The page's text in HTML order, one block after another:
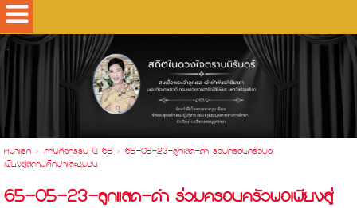
.
หน้าแรก> ภาพกิจกรรม ปี 65> 65-05-23-ลูกแสด-ดำ ร่วมครอบครัวพอ
เพียงสู่สถานศึกษาและชุมชน
65-05-23-ลูกแสด-ดำ ร่วมครอบครัวพอเพียงสู่